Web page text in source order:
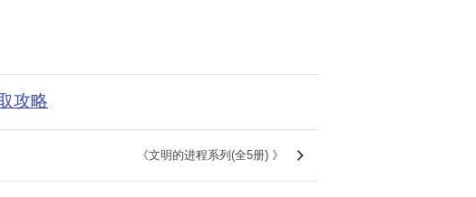
攻略
《文明的进程系列(全5册) 》 keyboard_arrow_right